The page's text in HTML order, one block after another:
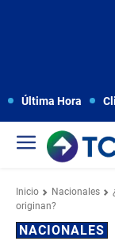
Última Hora
Inicio Nacionales
originan?
NACIONALES